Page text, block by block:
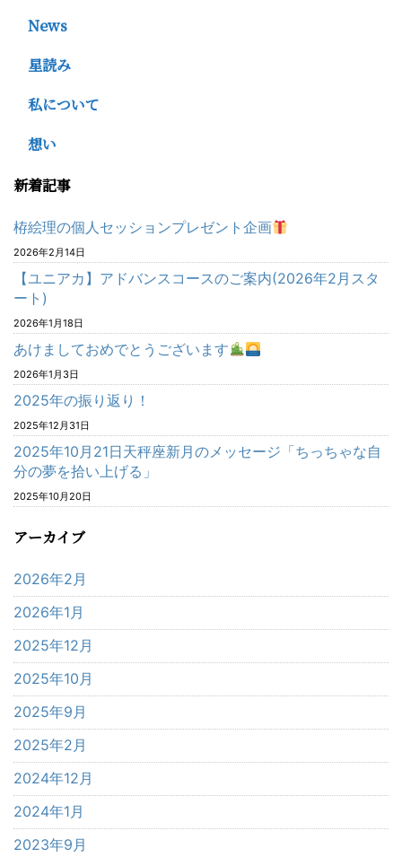
News
星読み
私について
想い
新着記事
栫絵理の個人セッションプレゼント企画
2026年2月14日
【ユニアカ】アドバンスコースのご案内(2026年2月スタ
ート)
2026年1月18日
あけましておめでとうございます
2026年1月3日
2025年の振り返り！
2025年12月31日
2025年10月21日天秤座新月のメッセージ「ちっちゃな自
分の夢を拾い上げる」
2025年10月20日
アーカイブ
2026年2月
2026年1月
2025年12月
2025年10月
2025年9月
2025年2月
2024年12月
2024年1月
2023年9月